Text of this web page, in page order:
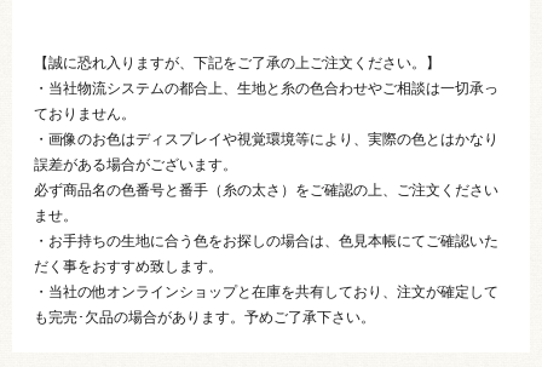
【誠に恐れ入りますが、下記をご了承の上ご注文ください。】
・当社物流システムの都合上、生地と糸の色合わせやご相談は一切承っ
ておりません。
・画像のお色はディスプレイや視覚環境等により、実際の色とはかなり
誤差がある場合がございます。
必ず商品名の色番号と番手（糸の太さ）をご確認の上、ご注文ください
ませ。
・お手持ちの生地に合う色をお探しの場合は、色見本帳にてご確認いた
だく事をおすすめ致します。
・当社の他オンラインショップと在庫を共有しており、注文が確定して
も完売･欠品の場合があります。予めご了承下さい。